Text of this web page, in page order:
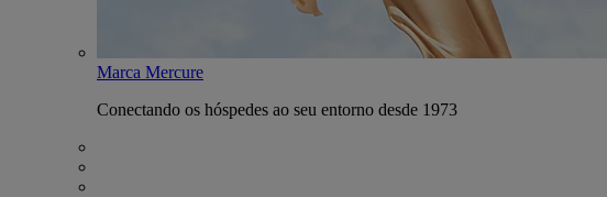
Marca Mercure
Conectando os hóspedes ao seu entorno desde 1973